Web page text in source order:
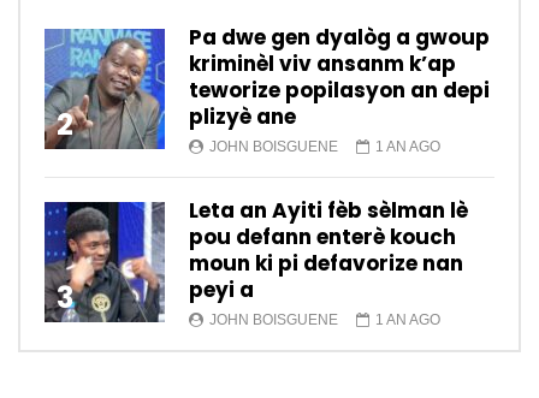
2
Pa dwe gen dyalòg a gwoup
kriminèl viv ansanm k’ap
teworize popilasyon an depi
plizyè ane
JOHN BOISGUENE 1 AN AGO
3
Leta an Ayiti fèb sèlman lè
pou defann enterè kouch
moun ki pi defavorize nan
peyi a
JOHN BOISGUENE 1 AN AGO